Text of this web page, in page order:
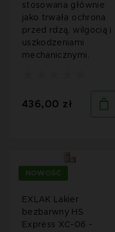
stosowana głównie
jako trwała ochrona
przed rdzą, wilgocią i
uszkodzeniami
mechanicznymi.
436,00 zł
NOWOŚĆ
EXLAK Lakier
bezbarwny HS
Express XC-06 -